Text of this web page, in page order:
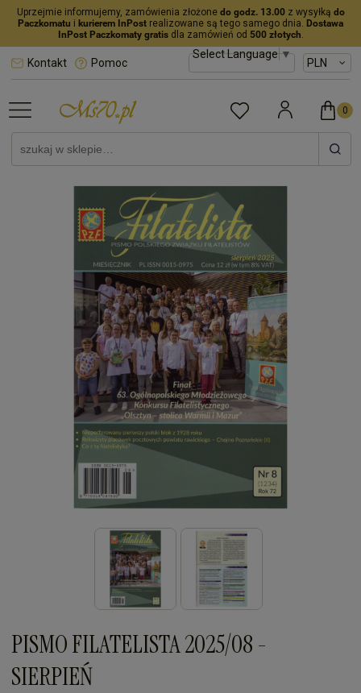
Uprzejmie informujemy, zamówienia złożone do godz. 13.00z wysyłką do
Paczkomatu i kurierem InPost realizowane są tego samego dnia. Dostawa
InPost Paczkomaty gratisdla zamówień od 500 złotych.
Select Language▼
Kontakt Pomoc
PISMO FILATELISTA 2025/08 -
SIERPIEŃ